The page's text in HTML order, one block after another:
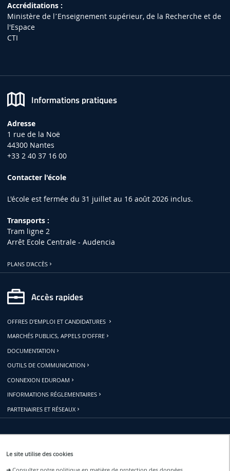
Le site utilise des cookies
Accréditations :
Ministère de lʼEnseignement supérieur, de la Recherche et de
l'Espace
CTI
Informations pratiques
Adresse
1 rue de la Noë
44300 Nantes
+33 2 40 37 16 00
Contacter l'école
L'école est fermée du 31 juillet au 16 août 2026 inclus.
Transports :
Tram ligne 2
Arrêt Ecole Centrale - Audencia
PLANS D'ACCÈS
Accès rapides
OFFRES D'EMPLOI ET CANDIDATURES
MARCHÉS PUBLICS, APPELS D'OFFRE
DOCUMENTATION
OUTILS DE COMMUNICATION
CONNEXION EDUROAM
INFORMATIONS RÉGLEMENTAIRES
PARTENAIRES ET RÉSEAUX